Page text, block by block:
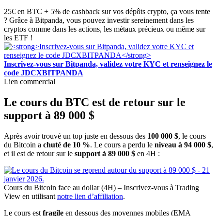
25€ en BTC + 5% de cashback sur vos dépôts crypto, ça vous tente
? Grâce à Bitpanda, vous pouvez investir sereinement dans les
cryptos comme dans les actions, les métaux précieux ou même sur
les ETF !
Inscrivez-vous sur Bitpanda, validez votre KYC et renseignez le
code JDCXBITPANDA
Lien commercial
Le cours du BTC est de retour sur le
support à 89 000 $
Après avoir trouvé un top juste en dessous des 100 000 $, le cours
du Bitcoin a chuté de 10 %. Le cours a perdu le niveau à 94 000 $,
et il est de retour sur le support à 89 000 $ en 4H :
Cours du Bitcoin face au dollar (4H) – Inscrivez-vous à Trading
View en utilisant notre lien d’affiliation.
Le cours est fragile en dessous des moyennes mobiles (EMA